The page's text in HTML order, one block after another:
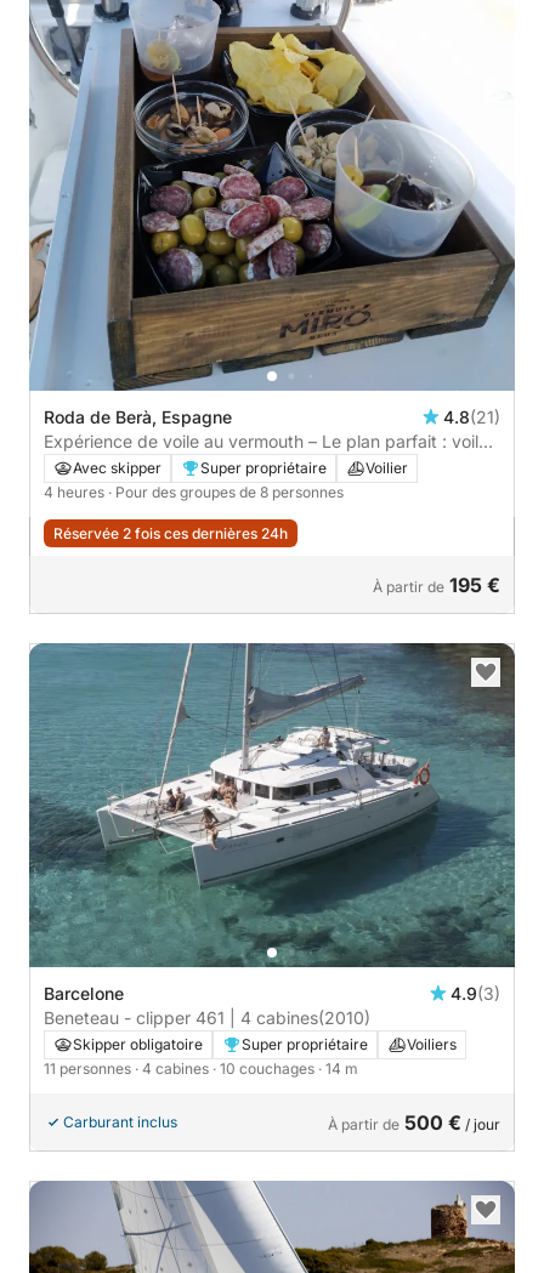
Roda de Berà, Espagne 4.8(21)
Expérience de voile au vermouth – Le plan parfait : voile,
baignade et vermouth en mer.
Avec skipper Super propriétaire
Voilier
4 heures · Pour des groupes de 8 personnes
Réservée 2 fois ces dernières 24h
À partir de 195 €
Barcelone 4.9(3)
Beneteau - clipper 461 | 4 cabines(2010)
Skipper obligatoire Super propriétaire
Voiliers
11 personnes · 4 cabines · 10 couchages · 14 m
Carburant inclus À partir de 500 € / jour